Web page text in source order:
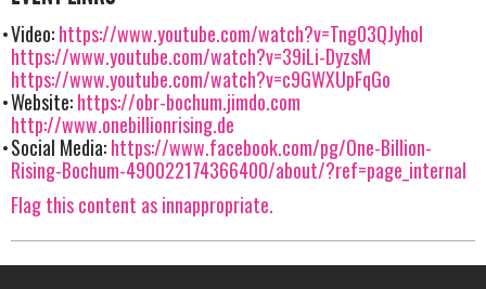
Video:https://www.youtube.com/watch?v=Tng03QJyhoI
https://www.youtube.com/watch?v=39iLi-DyzsM
https://www.youtube.com/watch?v=c9GWXUpFqGo
Website:https://obr-bochum.jimdo.com
http://www.onebillionrising.de
Social Media:https://www.facebook.com/pg/One-Billion-
Rising-Bochum-490022174366400/about/?ref=page_internal
Flag this content as innappropriate.